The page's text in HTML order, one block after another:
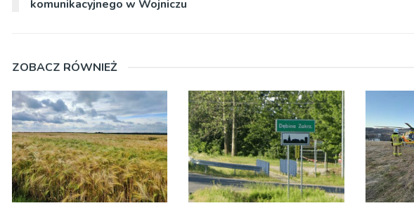
komunikacyjnego w Wojniczu
ZOBACZ RÓWNIEŻ